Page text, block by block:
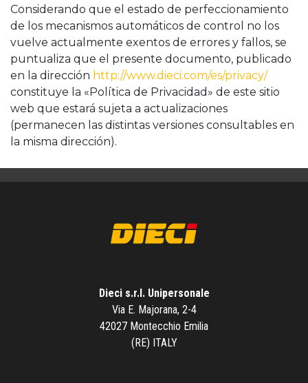
Considerando que el estado de perfeccionamiento
de los mecanismos automáticos de control no los
vuelve actualmente exentos de errores y fallos, se
puntualiza que el presente documento, publicado
en la dirección http://www.dieci.com/es/privacy/
constituye la «Política de Privacidad» de este sitio
web que estará sujeta a actualizaciones
(permanecen las distintas versiones consultables en
la misma dirección).
Dieci s.r.l. Unipersonale
Via E. Majorana, 2-4
42027 Montecchio Emilia
(RE) ITALY